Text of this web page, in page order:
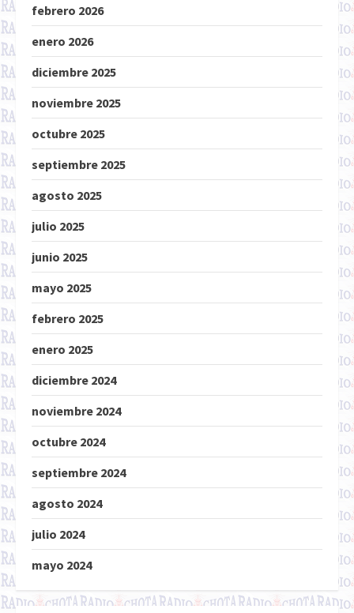
febrero 2026
enero 2026
diciembre 2025
noviembre 2025
octubre 2025
septiembre 2025
agosto 2025
julio 2025
junio 2025
mayo 2025
febrero 2025
enero 2025
diciembre 2024
noviembre 2024
octubre 2024
septiembre 2024
agosto 2024
julio 2024
mayo 2024